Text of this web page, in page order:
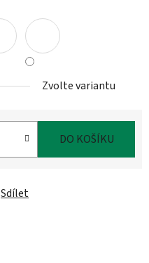
Zvolte variantu
DO KOŠÍKU
Sdílet